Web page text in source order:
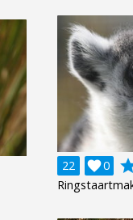
22 0
